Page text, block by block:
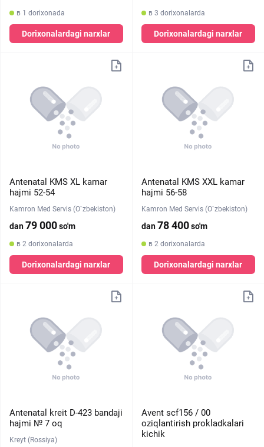
в 1 dorixonada
Dorixonalardagi narxlar
в 3 dorixonalarda
Dorixonalardagi narxlar
Antenatal KMS XL kamar
hajmi 52-54
Kamron Med Servis (O`zbekiston)
dan79 000so'm
в 2 dorixonalarda
Dorixonalardagi narxlar
Antenatal KMS XXL kamar
hajmi 56-58
Kamron Med Servis (O`zbekiston)
dan78 400so'm
в 2 dorixonalarda
Dorixonalardagi narxlar
Antenatal kreit D-423 bandaji
hajmi № 7 oq
Kreyt (Rossiya)
Avent scf156 / 00
oziqlantirish prokladkalari
kichik